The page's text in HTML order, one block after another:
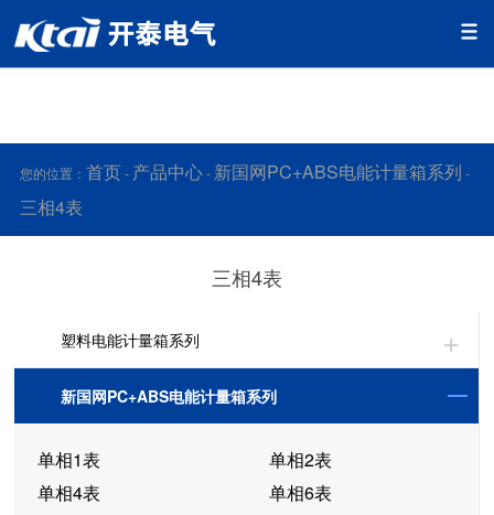
好色先生下载安装,好色先生污视频下载,好色先生安卓下载,好色
先生APP下载污
您的位置： 首页- 产品中心- 新国网PC+ABS电能计量箱系列 -
三相4表
三相4表
塑料电能计量箱系列
新国网PC+ABS电能计量箱系列
单相1表
单相2表
单相4表
单相6表